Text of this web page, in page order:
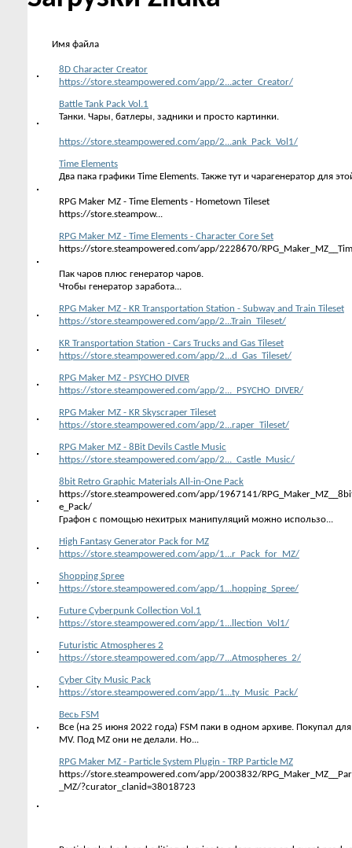
Имя файла
8D Character Creator
https://store.steampowered.com/app/2...acter_Creator/
Battle Tank Pack Vol.1
Танки. Чары, батлеры, задники и просто картинки.
https://store.steampowered.com/app/2...ank_Pack_Vol1/
Time Elements
Два пака графики Time Elements. Также тут и чарагенератор для
RPG Maker MZ - Time Elements - Hometown Tileset
https://store.steampow...
RPG Maker MZ - Time Elements - Character Core Set
https://store.steampowered.com/app/2228670/
Пак чаров плюс генератор чаров.
Чтобы генератор заработа...
RPG Maker MZ - KR Transportation Station - Subway and Train Tileset
https://store.steampowered.com/app/2...Train_Tileset/
KR Transportation Station - Cars Trucks and Gas Tileset
https://store.steampowered.com/app/2...d_Gas_Tileset/
RPG Maker MZ - PSYCHO DIVER
https://store.steampowered.com/app/2..._PSYCHO_DIVER/
RPG Maker MZ - KR Skyscraper Tileset
https://store.steampowered.com/app/2...raper_Tileset/
RPG Maker MZ - 8Bit Devils Castle Music
https://store.steampowered.com/app/2..._Castle_Music/
8bit Retro Graphic Materials All-in-One Pack
https://store.steampowered.com/app/1967141/
e_Pack/
Графон с помощью нехитрых манипуляций можно использо...
High Fantasy Generator Pack for MZ
https://store.steampowered.com/app/1...r_Pack_for_MZ/
Shopping Spree
https://store.steampowered.com/app/1...hopping_Spree/
Future Cyberpunk Collection Vol.1
https://store.steampowered.com/app/1...llection_Vol1/
Futuristic Atmospheres 2
https://store.steampowered.com/app/7...Atmospheres_2/
Cyber City Music Pack
https://store.steampowered.com/app/1...ty_Music_Pack/
Весь FSM
Все (на 25 июня 2022 года) FSM паки в одном архиве. Покупал
MV. Под MZ они не делали. Но...
RPG Maker MZ - Particle System Plugin - TRP Particle MZ
https://store.steampowered.com/app/2003832/
_MZ/?curator_clanid=38018723